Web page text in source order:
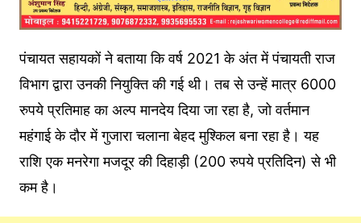
पंचायत सहायकों ने बताया कि वर्ष 2021 के अंत में पंचायती राज
विभाग द्वारा उनकी नियुक्ति की गई थी। तब से उन्हें मात्र 6000
रुपये प्रतिमाह का अल्प मानदेय दिया जा रहा है, जो वर्तमान
महंगाई के दौर में गुजारा चलाना बेहद मुश्किल बना रहा है। यह
राशि एक मनरेगा मजदूर की दिहाड़ी (200 रुपये प्रतिदिन) से भी
कम है।